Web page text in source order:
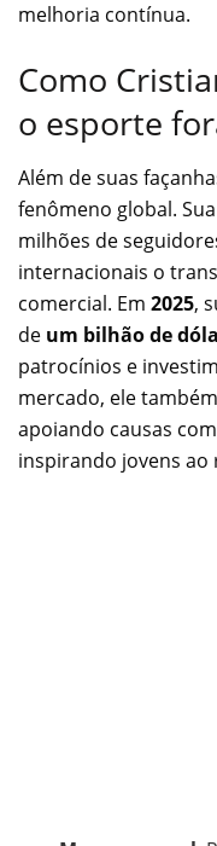
melhoria contínua.
Como
o esporte
Além de suas
fenômeno global.
milhões de
internacionais o
comercial. Em 2025,
de um bilhão de
patrocínios e
mercado, ele
apoiando causas
inspirando jovens